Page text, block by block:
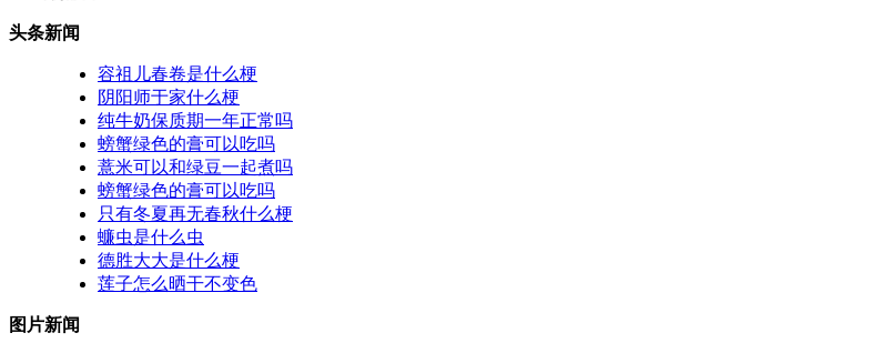
头条新闻
容祖儿春卷是什么梗
阴阳师于家什么梗
纯牛奶保质期一年正常吗
螃蟹绿色的膏可以吃吗
薏米可以和绿豆一起煮吗
螃蟹绿色的膏可以吃吗
只有冬夏再无春秋什么梗
蠊虫是什么虫
德胜大大是什么梗
莲子怎么晒干不变色
图片新闻